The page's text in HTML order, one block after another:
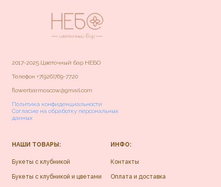
2017-2025 Цветочный бар НЕБО
Телефон +7(926)769-7720
flowerbar.moscow@gmail.com
Политика конфиденциальности
Согласие на обработку персональных
данных
НАШИ ТОВАРЫ:
Букеты с клубникой
Букеты с клубникой и цветами
ИНФО:
Контакты
Оплата и доставка